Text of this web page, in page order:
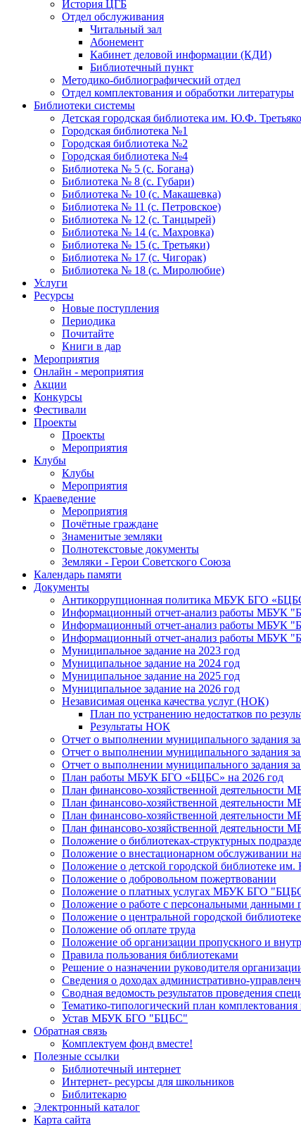
История ЦГБ
Отдел обслуживания
Читальный зал
Абонемент
Кабинет деловой информации (КДИ)
Библиотечный пункт
Методико-библиографический отдел
Отдел комплектования и обработки литературы
Библиотеки системы
Детская городская библиотека им. Ю.Ф.
Городская библиотека №1
Городская библиотека №2
Городская библиотека №4
Библиотека № 5 (с. Богана)
Библиотека № 8 (с. Губари)
Библиотека № 10 (с. Макашевка)
Библиотека № 11 (с. Петровское)
Библиотека № 12 (с. Танцырей)
Библиотека № 14 (с. Махровка)
Библиотека № 15 (с. Третьяки)
Библиотека № 17 (с. Чигорак)
Библиотека № 18 (с. Миролюбие)
Услуги
Ресурсы
Новые поступления
Периодика
Почитайте
Книги в дар
Мероприятия
Онлайн - мероприятия
Акции
Конкурсы
Фестивали
Проекты
Проекты
Мероприятия
Клубы
Клубы
Мероприятия
Краеведение
Мероприятия
Почётные граждане
Знаменитые земляки
Полнотекстовые документы
Земляки - Герои Советского Союза
Календарь памяти
Документы
Антикоррупционная политика МБУК БГО
Информационный отчет-анализ работы МБУК
Информационный отчет-анализ работы МБУК
Информационный отчет-анализ работы МБУК
Муниципальное задание на 2023 год
Муниципальное задание на 2024 год
Муниципальное задание на 2025 год
Муниципальное задание на 2026 год
Независимая оценка качества услуг (НОК)
План по устранению недостатков по
Результаты НОК
Отчет о выполнении муниципального задания
Отчет о выполнении муниципального задания
Отчет о выполнении муниципального задания
План работы МБУК БГО «БЦБС» на 2026 год
План финансово-хозяйственной деятельности
План финансово-хозяйственной деятельности
План финансово-хозяйственной деятельности
План финансово-хозяйственной деятельности
Положение о библиотеках-структурных
Положение о внестационарном обслуживании
Положение о детской городской библиотеке
Положение о добровольном пожертвовании
Положение о платных услугах МБУК БГО
Положение о работе с персональными
Положение о центральной городской
Положение об оплате труда
Положение об организации пропускного и
Правила пользования библиотеками
Решение о назначении руководителя
Сведения о доходах административно-
Сводная ведомость результатов проведения
Тематико-типологический план
Устав МБУК БГО "БЦБС"
Обратная связь
Комплектуем фонд вместе!
Полезные ссылки
Библиотечный интернет
Интернет- ресурсы для школьников
Библитекарю
Электронный каталог
Карта сайта